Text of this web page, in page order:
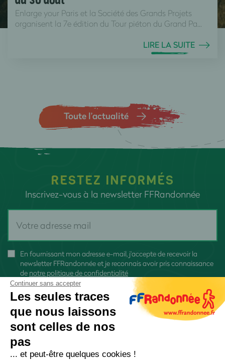
Enlarge your Paris et la Société des Grands Projets
organisent la 7e édition du Tour piéton du Grand Pa...
LIRE LA SUITE
Toute l’actualité
RESTEZ INFORMÉS
Inscrivez-vous à la newsletter FFRandonnée
En fournissant mon adresse e-mail, j'accepte de recevoir la
newsletter FFRandonnée et je reconnais avoir pris connaissance
de notre politique de confidentialité
Continuer sans accepter
Les seules traces
que nous laissons
sont celles de nos
pas
... et peut-être quelques cookies !